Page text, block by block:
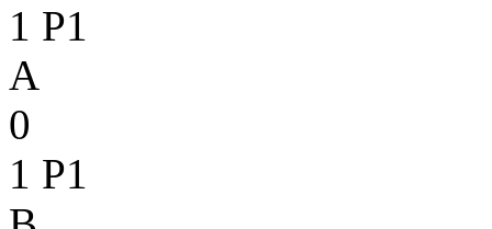
1 P1
A
0
1 P1